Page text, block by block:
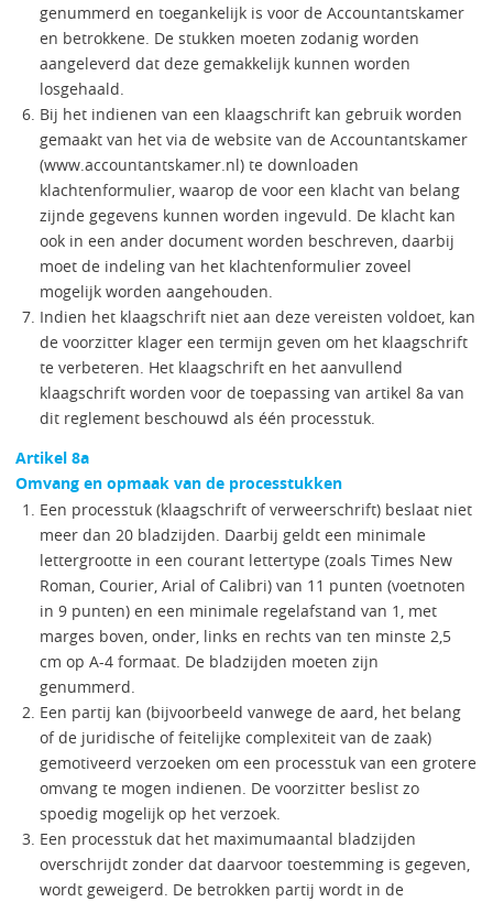
genummerd en toegankelijk is voor de Accountantskamer
en betrokkene. De stukken moeten zodanig worden
aangeleverd dat deze gemakkelijk kunnen worden
losgehaald.
Bij het indienen van een klaagschrift kan gebruik worden
gemaakt van het via de website van de Accountantskamer
(www.accountantskamer.nl) te downloaden
klachtenformulier, waarop de voor een klacht van belang
zijnde gegevens kunnen worden ingevuld. De klacht kan
ook in een ander document worden beschreven, daarbij
moet de indeling van het klachtenformulier zoveel
mogelijk worden aangehouden.
Indien het klaagschrift niet aan deze vereisten voldoet, kan
de voorzitter klager een termijn geven om het klaagschrift
te verbeteren. Het klaagschrift en het aanvullend
klaagschrift worden voor de toepassing van artikel 8a van
dit reglement beschouwd als één processtuk.
Artikel 8a
Omvang en opmaak van de processtukken
Een processtuk (klaagschrift of verweerschrift) beslaat niet
meer dan 20 bladzijden. Daarbij geldt een minimale
lettergrootte in een courant lettertype (zoals Times New
Roman, Courier, Arial of Calibri) van 11 punten (voetnoten
in 9 punten) en een minimale regelafstand van 1, met
marges boven, onder, links en rechts van ten minste 2,5
cm op A-4 formaat. De bladzijden moeten zijn
genummerd.
Een partij kan (bijvoorbeeld vanwege de aard, het belang
of de juridische of feitelijke complexiteit van de zaak)
gemotiveerd verzoeken om een processtuk van een grotere
omvang te mogen indienen. De voorzitter beslist zo
spoedig mogelijk op het verzoek.
Een processtuk dat het maximumaantal bladzijden
overschrijdt zonder dat daarvoor toestemming is gegeven,
wordt geweigerd. De betrokken partij wordt in de